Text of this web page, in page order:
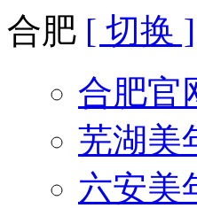
合肥 [ 切换 ]
合肥官
芜湖美
六安美